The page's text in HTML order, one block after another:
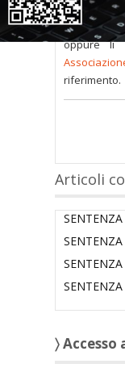
Senon
oppure
riferimento.
Articoli
〉